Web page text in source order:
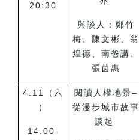
20:30
與談人：鄭竹
梅、陳文彬、翁
煌德、南爸講、
張茵惠
4.11
（六
）
14:00-
閱讀人權地景–
從漫步城市故事
談起